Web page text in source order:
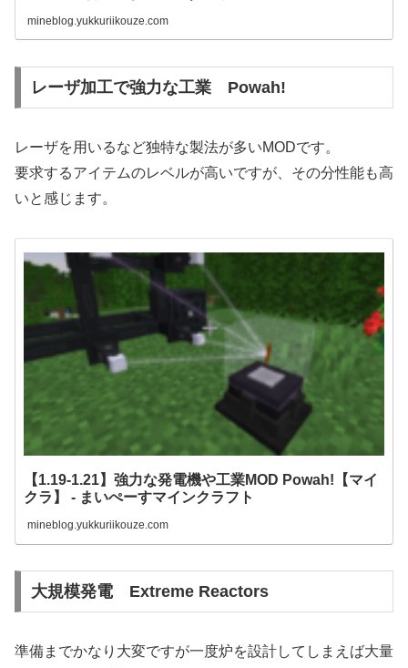
mineblog.yukkuriikouze.com
レーザ加工で強力な工業 Powah!
レーザを用いるなど独特な製法が多いMODです。
要求するアイテムのレベルが高いですが、その分性能も高
いと感じます。
【1.19-1.21】強力な発電機や工業MOD Powah!【マイ
クラ】 - まいぺーすマインクラフト
mineblog.yukkuriikouze.com
大規模発電 Extreme Reactors
準備までかなり大変ですが一度炉を設計してしまえば大量